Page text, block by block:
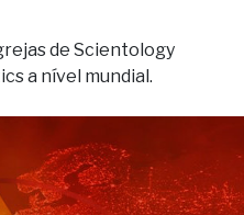
de Scientology
a nível mundial.